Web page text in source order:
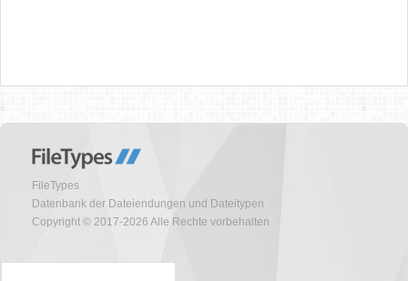
FileTypes
Datenbank der Dateiendungen und Dateitypen
Copyright © 2017-2026 Alle Rechte vorbehalten